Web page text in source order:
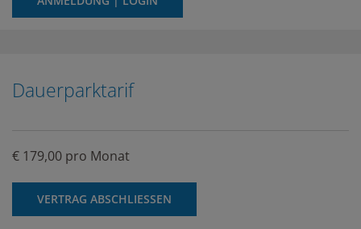
Dauerparktarif
€ 179,00 pro Monat
VERTRAG ABSCHLIESSEN